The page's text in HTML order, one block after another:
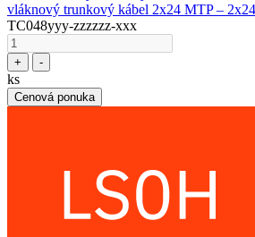
vláknový trunkový kábel 2x24 MTP –
TC048yyy-zzzzzz-xxx
+ -
ks
Cenová ponuka